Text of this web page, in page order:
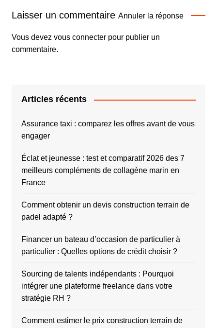
Laisser un commentaire Annuler la réponse
Vous devez vous connecterpour publier un
commentaire.
Articles récents
Assurance taxi : comparez les offres avant de vous
engager
Éclat et jeunesse : test et comparatif 2026 des 7
meilleurs compléments de collagène marin en
France
Comment obtenir un devis construction terrain de
padel adapté ?
Financer un bateau d’occasion de particulier à
particulier : Quelles options de crédit choisir ?
Sourcing de talents indépendants : Pourquoi
intégrer une plateforme freelance dans votre
stratégie RH ?
Comment estimer le prix construction terrain de